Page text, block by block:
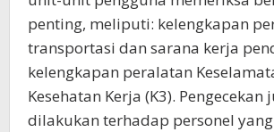
penting, meliputi: kelengkapan
transportasi dan sarana kerja
kelengkapan peralatan
Kesehatan Kerja (K3). Pengecekan
dilakukan terhadap personel